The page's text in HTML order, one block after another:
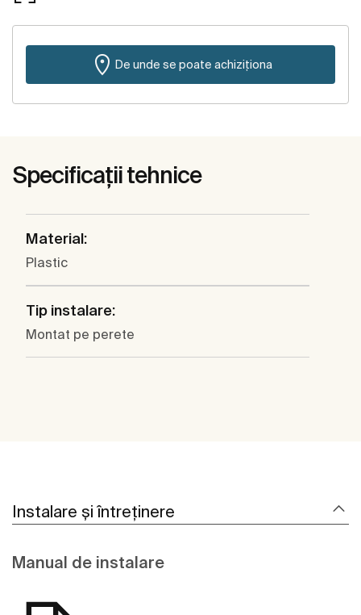
De unde se poate achiziționa
Specificații tehnice
Material:
Plastic
Tip instalare:
Montat pe perete
Instalare și întreținere
Manual de instalare